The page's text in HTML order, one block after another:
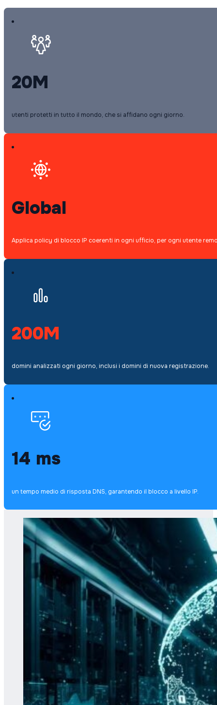
20M
utenti protetti in tutto il mondo, che si affidano ogni giorno.
Global
Applica policy di blocco IP coerenti in ogni ufficio, per ogni utente
200M
domini analizzati ogni giorno, inclusi i domini di nuova registrazione.
14 ms
un tempo medio di risposta DNS, garantendo il blocco a livello IP.